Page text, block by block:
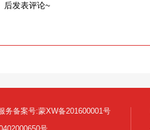
后发表评论~
务备案号:蒙XW备201600001号